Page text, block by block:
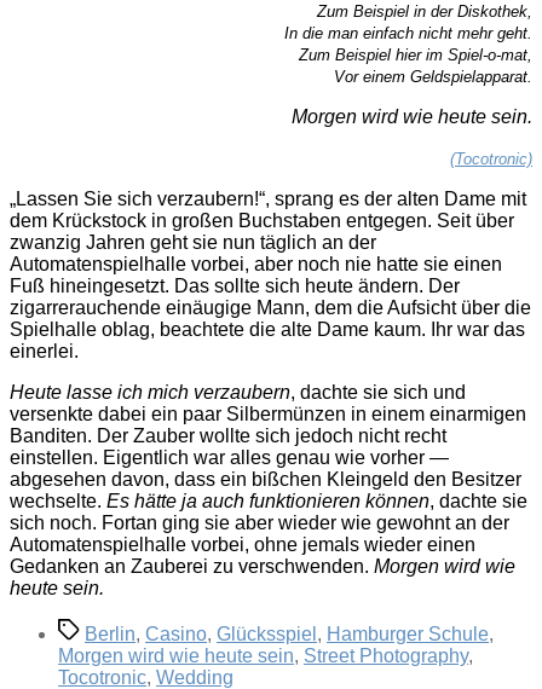
Zum Beispiel in der Diskothek,
In die man einfach nicht mehr geht.
Zum Beispiel hier im Spiel-o-mat,
Vor einem Geldspielapparat.
Morgen wird wie heute sein.
(Tocotronic)
„Lassen Sie sich verzaubern!“, sprang es der alten Dame mit
dem Krückstock in großen Buchstaben entgegen. Seit über
zwanzig Jahren geht sie nun täglich an der
Automatenspielhalle vorbei, aber noch nie hatte sie einen
Fuß hineingesetzt. Das sollte sich heute ändern. Der
zigarrerauchende einäugige Mann, dem die Aufsicht über die
Spielhalle oblag, beachtete die alte Dame kaum. Ihr war das
einerlei.
Heute lasse ich mich verzaubern, dachte sie sich und
versenkte dabei ein paar Silbermünzen in einem einarmigen
Banditen. Der Zauber wollte sich jedoch nicht recht
einstellen. Eigentlich war alles genau wie vorher —
abgesehen davon, dass ein bißchen Kleingeld den Besitzer
wechselte. Es hätte ja auch funktionieren können, dachte sie
sich noch. Fortan ging sie aber wieder wie gewohnt an der
Automatenspielhalle vorbei, ohne jemals wieder einen
Gedanken an Zauberei zu verschwenden. Morgen wird wie
heute sein.
Schlagwörter
Berlin, Casino, Glücksspiel , Hamburger Schule,
Morgen wird wie heute sein, Street Photography,
Tocotronic, Wedding